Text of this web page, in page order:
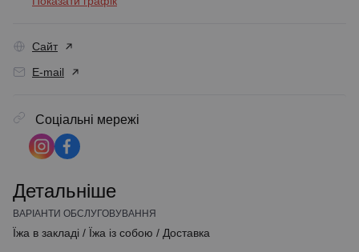
Сайт
E-mail
Соціальні мережі
Детальніше
ВАРІАНТИ ОБСЛУГОВУВАННЯ
Їжа в закладі / Їжа із собою / Доставка